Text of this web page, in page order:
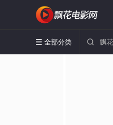
 全部分类 